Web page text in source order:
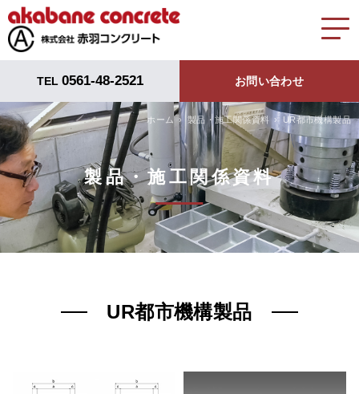
TEL 0561-48-2521 お問い合わせ
ホーム 製品・施工関係資料 UR都市機構製品
製品・施工関係資料
UR都市機構製品